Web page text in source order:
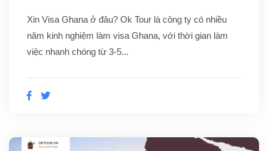
Xin Visa Ghana ở đâu? Ok Tour là công ty có nhiều
năm kinh nghiệm làm visa Ghana, với thời gian làm
việc nhanh chóng từ 3-5...